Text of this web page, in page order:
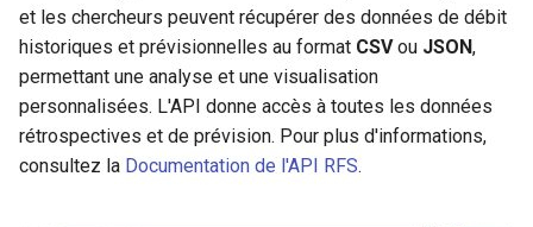
e
l
a
r
et les chercheurs peuvent récupérer des données de débit
historiques et prévisionnelles au format CSVou JSON,
permettant une analyse et une visualisation
personnalisées. L'API donne accès à toutes les données
rétrospectives et de prévision. Pour plus d'informations,
consultez la Documentation de l'API RFS.